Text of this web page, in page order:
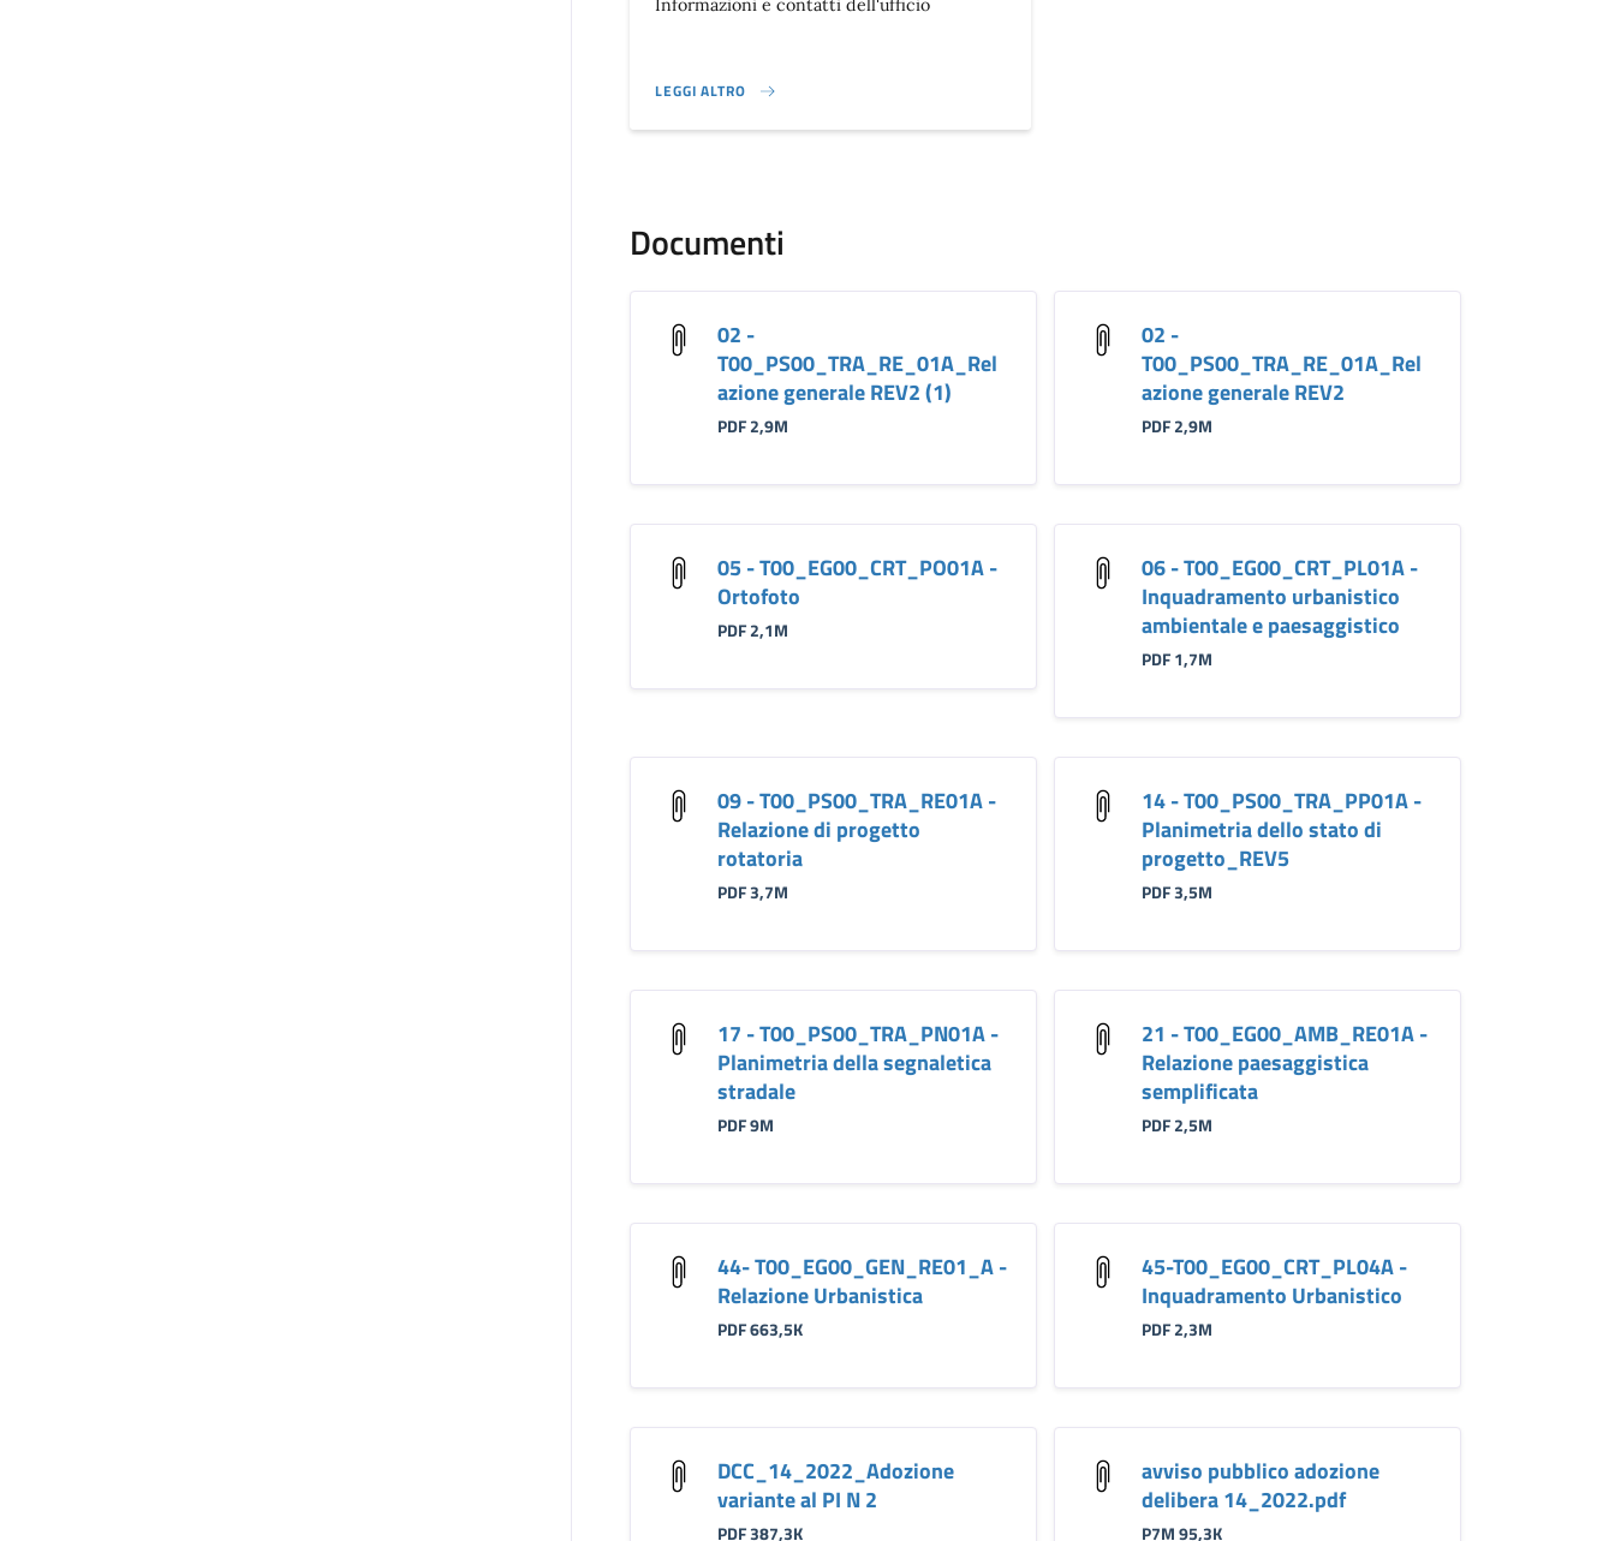
Informazioni e contatti dell'ufficio
LEGGI ALTRO
}
Documenti
02 -
T00_PS00_TRA_RE_01A_Rel
azione generale REV2 (1)
PDF 2,9M
02 -
T00_PS00_TRA_RE_01A_Rel
azione generale REV2
PDF 2,9M
05 - T00_EG00_CRT_PO01A -
Ortofoto
PDF 2,1M
06 - T00_EG00_CRT_PL01A -
Inquadramento urbanistico
ambientale e paesaggistico
PDF 1,7M
09 - T00_PS00_TRA_RE01A -
Relazione di progetto
rotatoria
PDF 3,7M
14 - T00_PS00_TRA_PP01A -
Planimetria dello stato di
progetto_REV5
PDF 3,5M
17 - T00_PS00_TRA_PN01A -
Planimetria della segnaletica
stradale
PDF 9M
21 - T00_EG00_AMB_RE01A -
Relazione paesaggistica
semplificata
PDF 2,5M
44- T00_EG00_GEN_RE01_A -
Relazione Urbanistica
PDF 663,5K
45-T00_EG00_CRT_PL04A -
Inquadramento Urbanistico
PDF 2,3M
DCC_14_2022_Adozione
variante al PI N 2
PDF 387,3K
avviso pubblico adozione
delibera 14_2022.pdf
P7M 95,3K